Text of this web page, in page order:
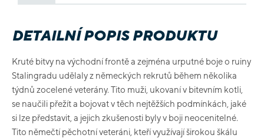
DETAILNÍ POPIS PRODUKTU
Kruté bitvy na východní frontě a zejména urputné boje o ruiny
Stalingradu udělaly z německých rekrutů během několika
týdnů zocelené veterány. Tito muži, ukovaní v bitevním kotli,
se naučili přežít a bojovat v těch nejtěžších podmínkách, jaké
si lze představit, a jejich zkušenosti byly v boji neocenitelné.
Tito němečtí pěchotní veteráni, kteří využívají širokou škálu